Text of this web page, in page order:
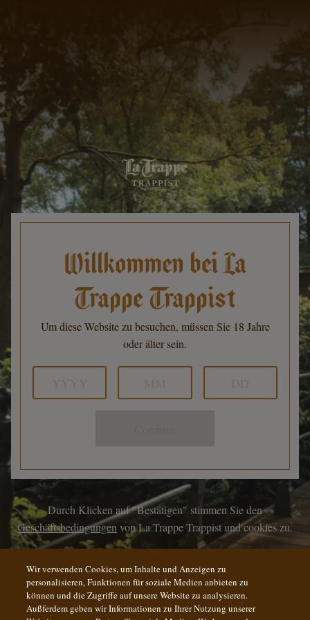
Willkommen bei La
Trappe Trappist
Um diese Website zu besuchen, müssen Sie 18 Jahre
oder älter sein.
Durch Klicken auf "Bestätigen" stimmen Sie den
Geschäftsbedingungen von La Trappe Trappist und cookies zu.
Wir verwenden Cookies, um Inhalte und Anzeigen zu
personalisieren, Funktionen für soziale Medien anbieten zu
können und die Zugriffe auf unsere Website zu analysieren.
Außferdem geben wir Informationen zu Ihrer Nutzung unserer